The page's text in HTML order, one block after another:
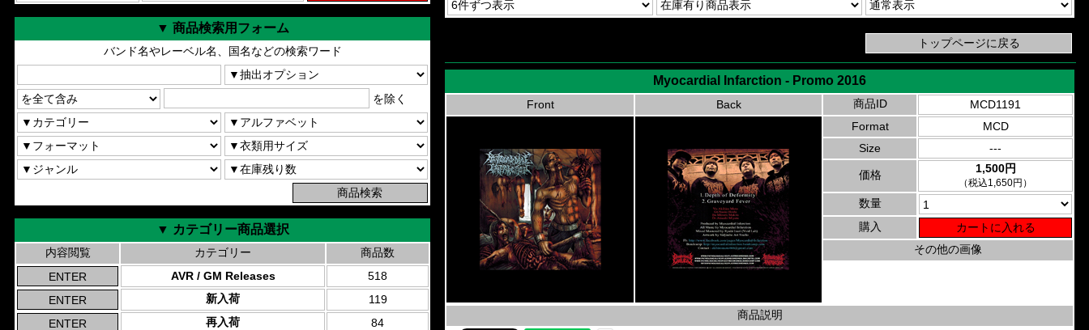
▼ 商品検索用フォーム
バンド名やレーベル名、国名などの検索ワード
を除く
▼ カテゴリー商品選択
内容閲覧 カテゴリー
商品数
AVR / GM Releases
518
新入荷
119
再入荷
84
Myocardial Infarction - Promo 2016
Front Back 商品ID
MCD1191
Format
MCD
Size
---
価格 1,500円
（税込1,650円）
数量
購入
その他の画像
商品説明